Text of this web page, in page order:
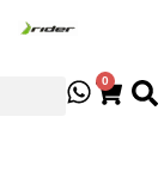
0
Cart